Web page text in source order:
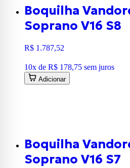
Boquilha
Soprano V16 S8
R$ 1.787,52
10x de R$ 178,75 sem juros
Adicionar
Boquilha
Soprano V16 S7